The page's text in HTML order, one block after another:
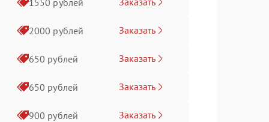
2000 рублей Заказать
650 рублей Заказать
650 рублей Заказать
900 рублей Заказать